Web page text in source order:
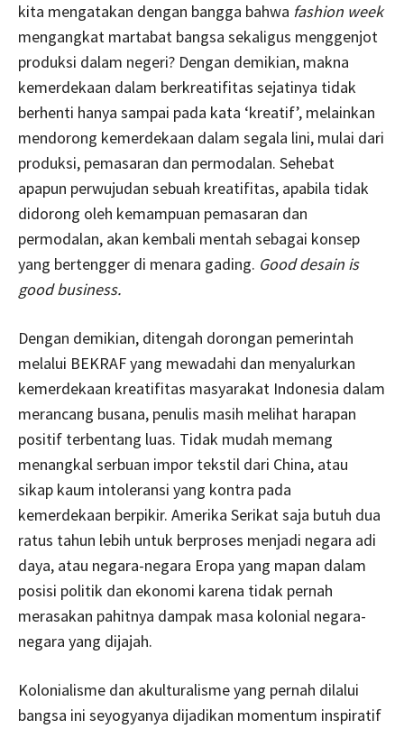
kita mengatakan dengan bangga bahwa fashion week
mengangkat martabat bangsa sekaligus menggenjot
produksi dalam negeri? Dengan demikian, makna
kemerdekaan dalam berkreatifitas sejatinya tidak
berhenti hanya sampai pada kata ‘kreatif’, melainkan
mendorong kemerdekaan dalam segala lini, mulai dari
produksi, pemasaran dan permodalan. Sehebat
apapun perwujudan sebuah kreatifitas, apabila tidak
didorong oleh kemampuan pemasaran dan
permodalan, akan kembali mentah sebagai konsep
yang bertengger di menara gading. Good desain is
good business.
Dengan demikian, ditengah dorongan pemerintah
melalui BEKRAF yang mewadahi dan menyalurkan
kemerdekaan kreatifitas masyarakat Indonesia dalam
merancang busana, penulis masih melihat harapan
positif terbentang luas. Tidak mudah memang
menangkal serbuan impor tekstil dari China, atau
sikap kaum intoleransi yang kontra pada
kemerdekaan berpikir. Amerika Serikat saja butuh dua
ratus tahun lebih untuk berproses menjadi negara adi
daya, atau negara-negara Eropa yang mapan dalam
posisi politik dan ekonomi karena tidak pernah
merasakan pahitnya dampak masa kolonial negara-
negara yang dijajah.
Kolonialisme dan akulturalisme yang pernah dilalui
bangsa ini seyogyanya dijadikan momentum inspiratif